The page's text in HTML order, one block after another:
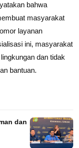
bahwa
masyarakat
layanan
ini, masyarakat
dan tidak
bantuan.
dan